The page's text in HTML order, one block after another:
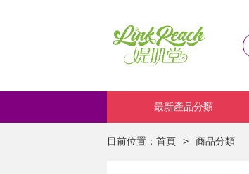
最新產品分類
目前位置： 首頁 > 商品分類